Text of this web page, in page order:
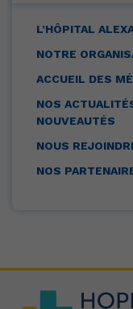
L’HÔPITAL
NOTRE
ACCUEIL DES
NOS
NOUVEAUTÉS
NOUS
NOS